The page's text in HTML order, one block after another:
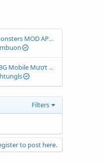
Hunter Age of Monsters MOD APK 0.6.1 (Vô Hạn Tài Nguyên) – Trở Thành Thợ Săn Quái Vật Huyền Thoại
Cách Fix Lag PUBG Mobile Mượt Như iPhone Cho Điện Thoại Yếu – Hiệu Quả 100%
Filters
to post here.